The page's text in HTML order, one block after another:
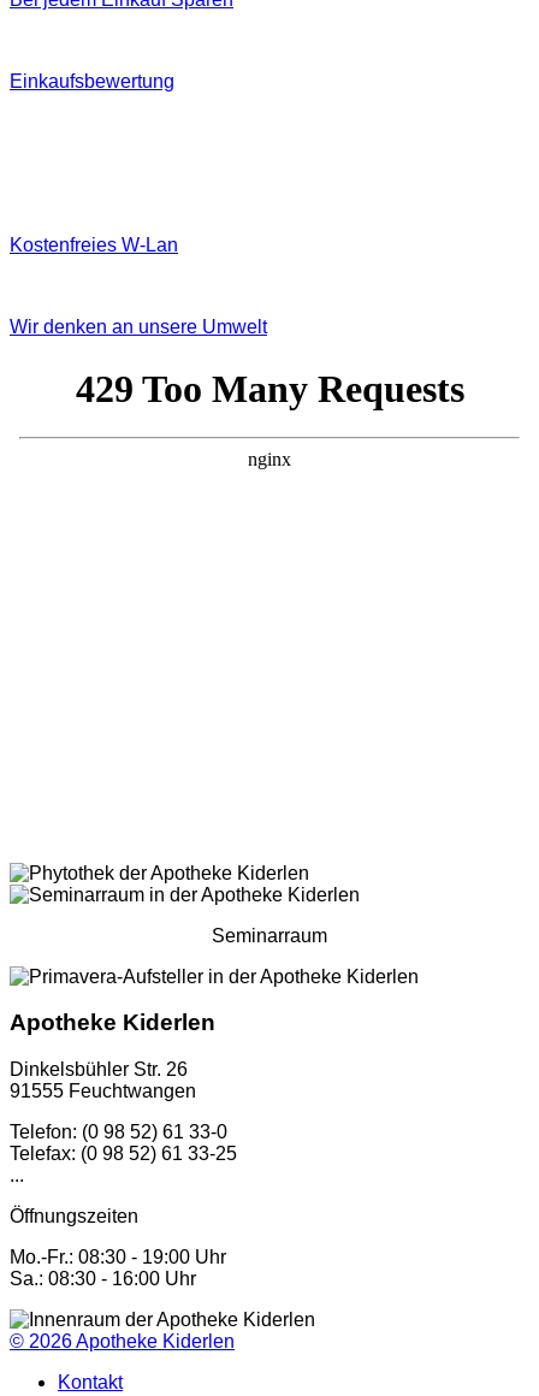
Einkaufsbewertung
Kostenfreies W‐Lan
Wir denken an unsere Umwelt
Seminarraum
Apotheke Kiderlen
Dinkelsbühler Str. 26
91555 Feuchtwangen
Telefon: (0 98 52) 61 33-0
Telefax: (0 98 52) 61 33-25
...
Öffnungszeiten
Mo.-Fr.: 08:30 - 19:00 Uhr
Sa.: 08:30 - 16:00 Uhr
© 2026Apotheke Kiderlen
Kontakt